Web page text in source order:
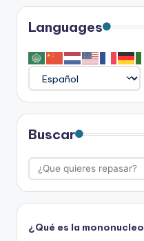
Languages
Buscar
¿Qué es la